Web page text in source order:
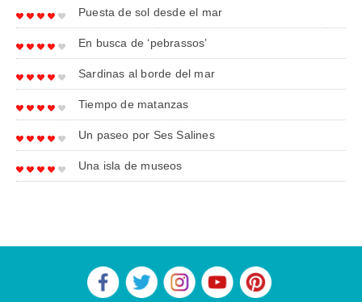
Puesta de sol desde el mar
En busca de ‘pebrassos’
Sardinas al borde del mar
Tiempo de matanzas
Un paseo por Ses Salines
Una isla de museos